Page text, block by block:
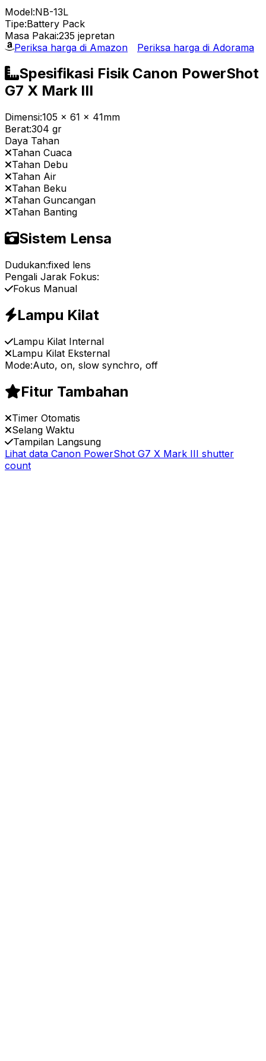
Model:NB-13L
Tipe:Battery Pack
Masa Pakai:235 jepretan
Periksa harga di Amazon
Periksa harga di Adorama
Spesifikasi Fisik Canon PowerShot
G7 X Mark III
Dimensi:105 x 61 x 41mm
Berat:304 gr
Daya Tahan
Tahan Cuaca
Tahan Debu
Tahan Air
Tahan Beku
Tahan Guncangan
Tahan Banting
Sistem Lensa
Dudukan:fixed lens
Pengali Jarak Fokus:
Fokus Manual
Lampu Kilat
Lampu Kilat Internal
Lampu Kilat Eksternal
Mode:Auto, on, slow synchro, off
Fitur Tambahan
Timer Otomatis
Selang Waktu
Tampilan Langsung
Lihat data Canon PowerShot G7 X Mark III shutter
count